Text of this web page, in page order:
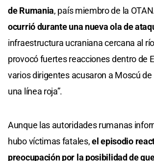
de Rumania, país miembro de la
ocurrió durante una nueva ola de
infraestructura ucraniana cercana al
provocó fuertes reacciones dentro de
varios dirigentes acusaron a Moscú de
una línea roja”.
Aunque las autoridades rumanas
hubo víctimas fatales,el episodio
preocupación por la posibilidad de